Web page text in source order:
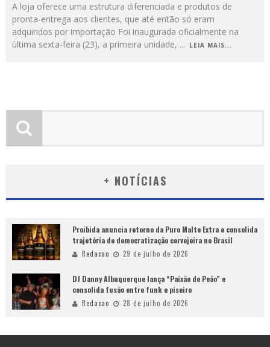
A loja oferece uma estrutura diferenciada e produtos de
pronta-entrega aos clientes, que até então só eram
adquiridos por importação Foi inaugurada oficialmente na
última sexta-feira (23), a primeira unidade, ... LEIA MAIS...
+ NOTÍCIAS
Proibida anuncia retorno da Puro Malte Extra e consolida
trajetória de democratização cervejeira no Brasil
Redacao 29 de julho de 2026
DJ Danny Albuquerque lança “Paixão de Peão” e
consolida fusão entre funk e piseiro
Redacao 28 de julho de 2026